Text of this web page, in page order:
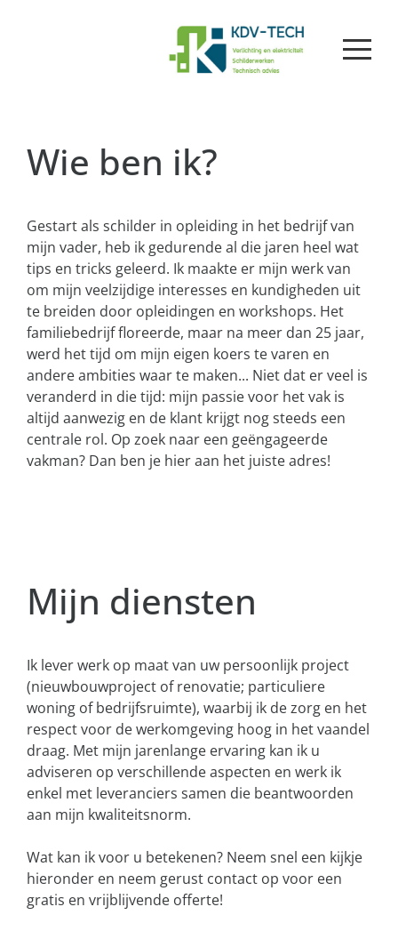
Wie ben ik?
Gestart als schilder in opleiding in het bedrijf van
mijn vader, heb ik gedurende al die jaren heel wat
tips en tricks geleerd. Ik maakte er mijn werk van
om mijn veelzijdige interesses en kundigheden uit
te breiden door opleidingen en workshops. Het
familiebedrijf floreerde, maar na meer dan 25 jaar,
werd het tijd om mijn eigen koers te varen en
andere ambities waar te maken... Niet dat er veel is
veranderd in die tijd: mijn passie voor het vak is
altijd aanwezig en de klant krijgt nog steeds een
centrale rol. Op zoek naar een geëngageerde
vakman? Dan ben je hier aan het juiste adres!
Mijn diensten
Ik lever werk op maat van uw persoonlijk project
(nieuwbouwproject of renovatie; particuliere
woning of bedrijfsruimte), waarbij ik de zorg en het
respect voor de werkomgeving hoog in het vaandel
draag. Met mijn jarenlange ervaring kan ik u
adviseren op verschillende aspecten en werk ik
enkel met leveranciers samen die beantwoorden
aan mijn kwaliteitsnorm.
Wat kan ik voor u betekenen? Neem snel een kijkje
hieronder en neem gerust contact op voor een
gratis en vrijblijvende offerte!